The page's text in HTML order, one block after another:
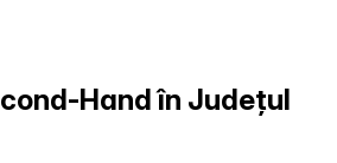
Hand în Județul